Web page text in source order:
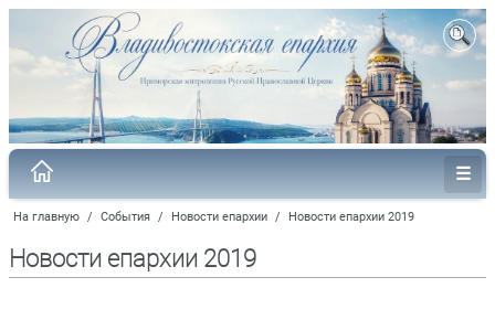
На главную / События / Новости епархии / Новости епархии 2019
Новости епархии 2019